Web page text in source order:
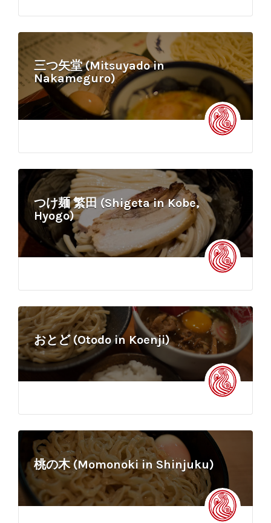
三つ矢堂 (Mitsuyado in
Nakameguro)
つけ麺 繁田 (Shigeta in Kobe,
Hyogo)
おとど (Otodo in Koenji)
桃の木 (Momonoki in Shinjuku)